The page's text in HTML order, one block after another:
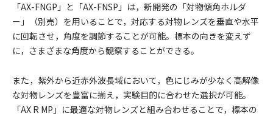
「AX-FNGP」と「AX-FNSP」は，新開発の「対物傾角ホルダ
ー」（別売）を用いることで，対応する対物レンズを垂直や水平
に回転させ，角度を調節することが可能。標本の向きを変えず
に，さまざまな角度から観察することができる。
また，紫外から近赤外波長域において，色にじみが少なく高解像
な対物レンズを豊富に揃え，実験目的に合わせた選択が可能。
「AX R MP」に最適な対物レンズと組み合わせることで，標本の